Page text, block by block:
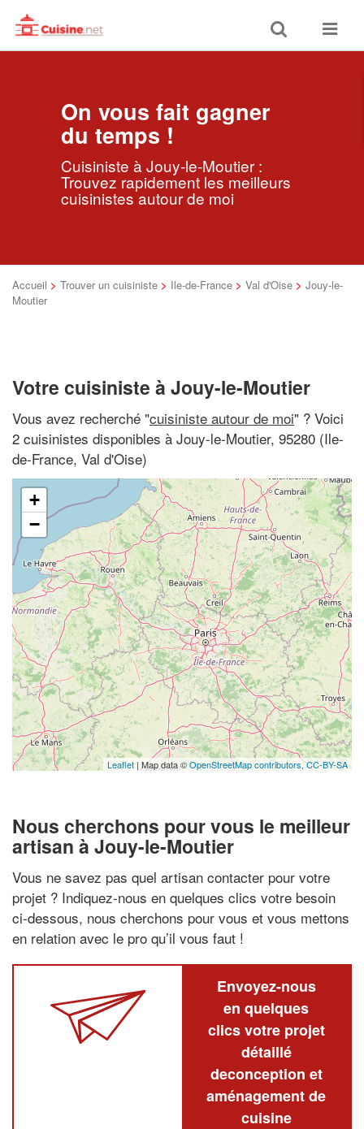
Toggle
search
Toggle
On vous fait gagner
du temps !
Cuisiniste à Jouy-le-Moutier :
Trouvez rapidement les meilleurs
cuisinistes autour de moi
Accueil > Trouver un cuisiniste > Ile-de-France > Val d'Oise > Jouy-le-
Moutier
Votre cuisiniste à Jouy-le-Moutier
Vous avez recherché "cuisiniste autour de moi" ? Voici
2 cuisinistes disponibles à Jouy-le-Moutier, 95280 (Ile-
de-France, Val d'Oise)
+
−
Leaflet | Map data ©OpenStreetMap contributors,CC-BY-SA
Nous cherchons pour vous le meilleur
artisan à Jouy-le-Moutier
Vous ne savez pas quel artisan contacter pour votre
projet ? Indiquez-nous en quelques clics votre besoin
ci-dessous, nous cherchons pour vous et vous mettons
en relation avec le pro qu’il vous faut !
Envoyez-nous
en quelques
clics votre projet
détaillé
deconception et
aménagement de
cuisine